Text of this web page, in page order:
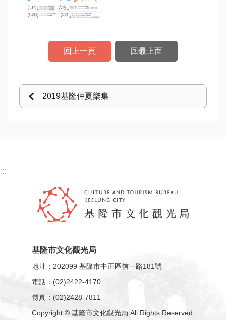
回上一頁 回最上面
2019基隆仲夏樂集
:::
基隆市文化觀光局
地址：202099 基隆市中正區信一路181號
電話：(02)2422-4170
傳真：(02)2428-7811
Copyright © 基隆市文化觀光局 All Rights Reserved.